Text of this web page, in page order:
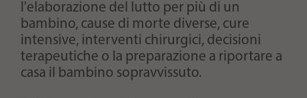
l'elaborazione del lutto per più di un
bambino, cause di morte diverse, cure
intensive, interventi chirurgici, decisioni
terapeutiche o la preparazione a riportare a
casa il bambino sopravvissuto.